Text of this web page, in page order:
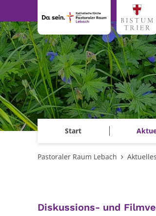
Start
Pastoraler Raum Lebach Aktuelles
Diskussions- und